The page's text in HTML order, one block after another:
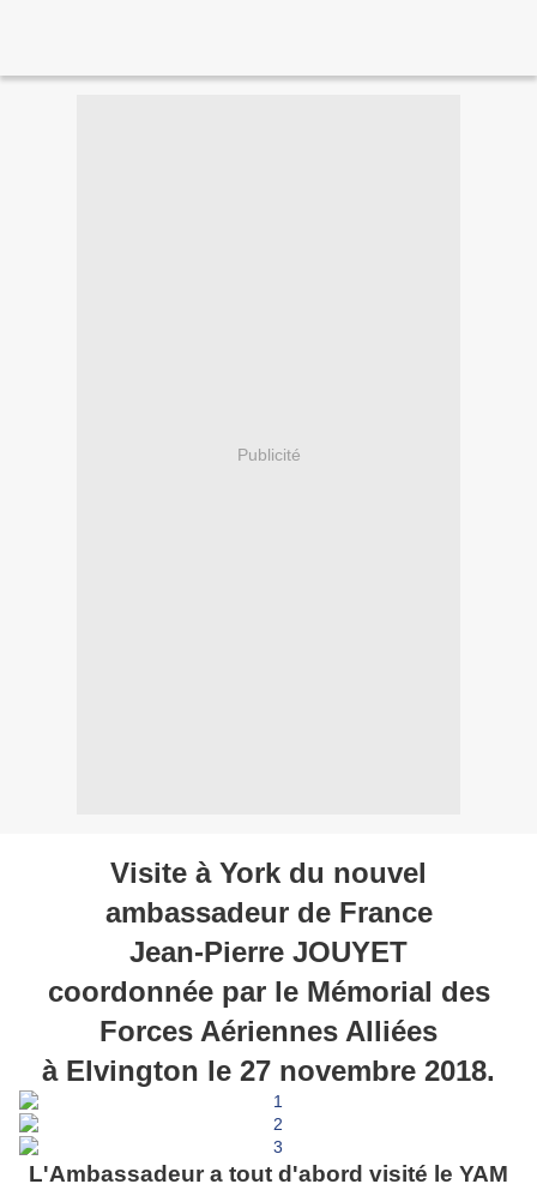
Publicité
Visite à York du nouvel
ambassadeur de France
Jean-Pierre JOUYET
coordonnée par le Mémorial des
Forces Aériennes Alliées
à Elvington le 27 novembre 2018.
L'Ambassadeur a tout d'abord visité le YAM